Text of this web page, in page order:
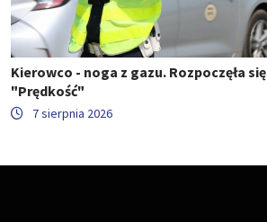
Kierowco - noga z gazu. Rozpoczęła
"Prędkość"
7 sierpnia 2026